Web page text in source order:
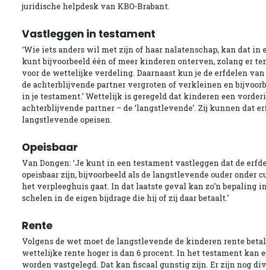
juridische helpdesk van KBO-Brabant.
Vastleggen in testament
‘Wie iets anders wil met zijn of haar nalatenschap, kan dat in
kunt bijvoorbeeld één of meer kinderen onterven, zolang er
voor de wettelijke verdeling. Daarnaast kun je de erfdelen
de achterblijvende partner vergroten of verkleinen en
in je testament.’ Wettelijk is geregeld dat kinderen een
achterblijvende partner – de ‘langstlevende’. Zij kunnen dat
langstlevende opeisen.
Opeisbaar
Van Dongen: ‘Je kunt in een testament vastleggen dat de
opeisbaar zijn, bijvoorbeeld als de langstlevende ouder onder
het verpleeghuis gaat. In dat laatste geval kan zo’n bepaling
schelen in de eigen bijdrage die hij of zij daar betaalt.’
Rente
Volgens de wet moet de langstlevende de kinderen rente
wettelijke rente hoger is dan 6 procent. In het testament kan
worden vastgelegd. Dat kan fiscaal gunstig zijn. Er zijn nog